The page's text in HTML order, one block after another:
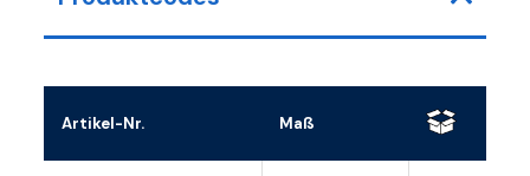
Artikel-Nr. Maß